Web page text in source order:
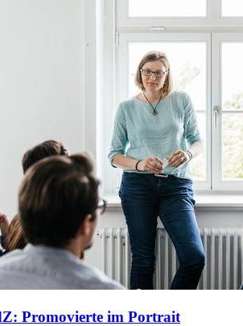
Promovierte im Portrait